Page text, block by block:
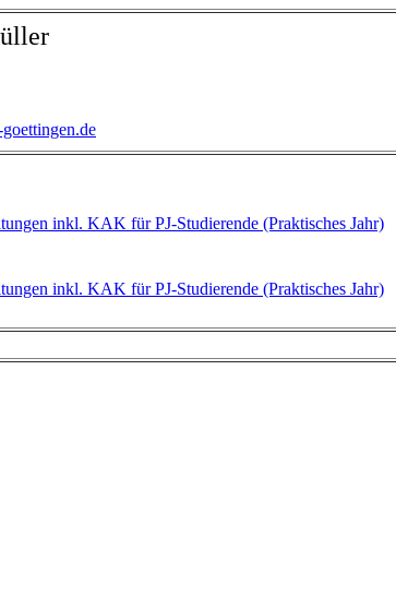
inkl. KAK für PJ-Studierende (Praktisches Jahr)
inkl. KAK für PJ-Studierende (Praktisches Jahr)